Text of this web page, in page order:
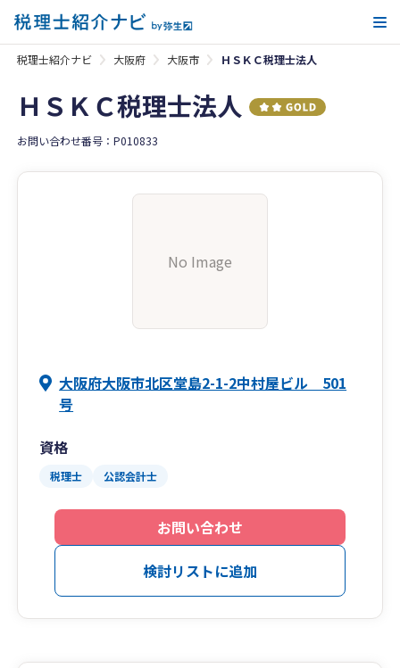
税理士紹介ナビ 大阪府 大阪市 ＨＳＫＣ税理士法人
ＨＳＫＣ税理士法人
お問い合わせ番号：P010833
No Image
大阪府大阪市北区堂島2-1-2中村屋ビル 501
号
資格
税理士 公認会計士
お問い合わせ
検討リストに追加